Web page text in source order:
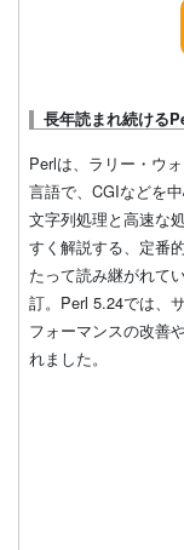
長年読まれ続ける
Perlは、ラリー・ウ
言語で、CGIなどを
文字列処理と高速な
すく解説する、定番
たって読み継がれて
訂。Perl 5.24では、
フォーマンスの改善
れました。